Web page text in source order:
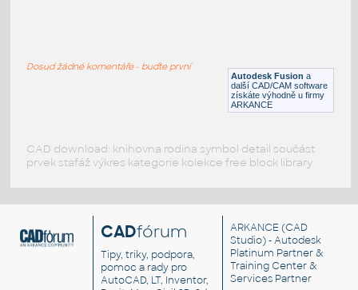
Osobní auto
Autodesk Fusion a
další CAD/CAM software
získáte výhodně u firmy
ARKANCE
Dosud žádné komentáře - buďte první
CAD download: knihovna rodina symbol detail součást
prvek stafáž výkres kategorie kolekce free block library
CADfórum
Tipy, triky, podpora,
pomoc a rady pro
AutoCAD, LT, Inventor,
ARKANCE (CAD
Studio) - Autodesk
Platinum Partner &
Training Center &
Services Partner